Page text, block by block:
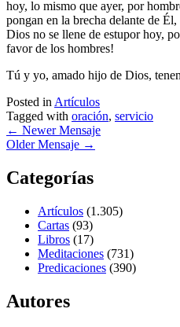
hoy, lo mismo que ayer, por
pongan en la brecha delante de
Dios no se llene de estupor hoy,
favor de los hombres!
Tú y yo, amado hijo de Dios,
Posted in Artículos
Tagged with oración, servicio
← Newer Mensaje
Older Mensaje →
Categorías
Artículos (1.305)
Cartas (93)
Libros (17)
Meditaciones (731)
Predicaciones (390)
Autores